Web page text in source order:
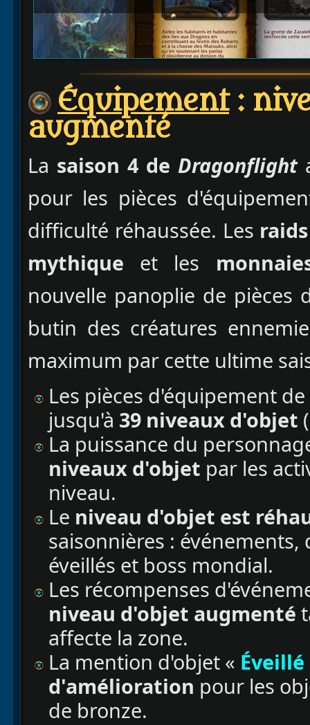
Équipement:
augmenté
La saison 4 de Dragonflight
pour les pièces
difficulté réhaussée. Les
mythique et les
nouvelle panoplie de pièces
butin des créatures
maximum par cette ultime
Les pièces d'équipement
jusqu'à 39 niveaux d'objet
La puissance du
niveaux d'objet par les
niveau.
Le niveau d'objet est
saisonnières :
éveillés et boss mondial.
Les récompenses
niveau d'objet augmenté
affecte la zone.
La mention d'objet « Éveillé
d'amélioration pour les
de bronze.